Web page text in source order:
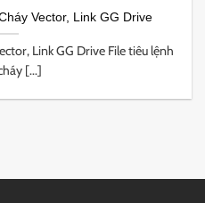
Vector, Link GG Drive
Link GG Drive File tiêu lệnh
[...]